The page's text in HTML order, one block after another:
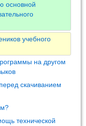
основной
учебного
на другом
скачиванием
технической